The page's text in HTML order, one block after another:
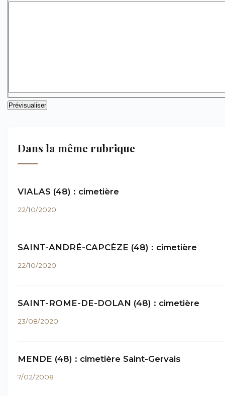
Dans la même rubrique
VIALAS (48) : cimetière
22/10/2020
SAINT-ANDRÉ-CAPCÈZE (48) : cimetière
22/10/2020
SAINT-ROME-DE-DOLAN (48) : cimetière
23/08/2020
MENDE (48) : cimetière Saint-Gervais
7/02/2008